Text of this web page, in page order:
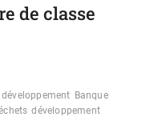
de classe
Banque
développement